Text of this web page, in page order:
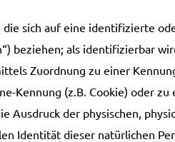
die sich auf eine identifizierte
beziehen; als identifizierbar
Zuordnung zu einer
Kennung (z.B. Cookie) oder
der physischen,
Identität dieser natürlichen